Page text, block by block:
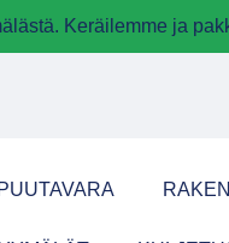
Keräilemme ja
PUUTAVARA